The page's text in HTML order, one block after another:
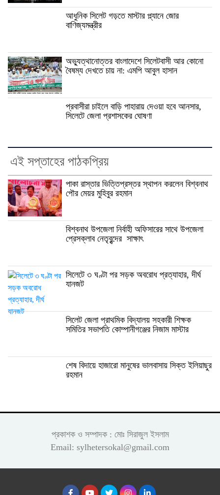
আধুনিক সিলেট গড়তে মাস্টার প্ল্যানে জোর
বাণিজ্যমন্ত্রীর
অভ্যুত্থানোত্তর বাংলাদেশে সিলেটবাসী আর কোনো
বৈষম্য দেখতে চায় না: এমপি আবুল হাসান
প্রবাসীরা চাইলে বাড়ি পাহারায় দেওয়া হবে আনসার,
সিলেটে জেলা প্রশাসকের ঘোষণা
এই সপ্তাহের পাঠকপ্রিয়
পাকা রাস্তার ভিত্তিপ্রস্তর স্থাপন করলেন বিশ্বনাথ
পৌর মেয়র মুহিবুর রহমান
বিশ্বনাথ উপজেলা নির্বাহী অফিসারের সাথে উপজেলা
প্রেসক্লাব নেতৃবৃন্দের সাক্ষাৎ
সিলেটে ৩ ঘণ্টা পর সড়ক অবরোধ প্রত্যাহার, দীর্ঘ
যানজট
সিলেট জেলা প্রাথমিক বিদ্যালয় সহকারী শিক্ষক
সমিতির সভাপতি কোম্পানীগঞ্জের নিজাম মাস্টার
শেষ বিদায়ে হাজারো মানুষের ভালবাসায় সিক্ত ইলিয়াছুর
রহমান
প্রকাশক ও সম্পাদক : মোঃ সিরাজুল ইসলাম
Email: sylhetersokal@gmail.com